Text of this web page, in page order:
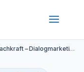
– Dialogmarketing